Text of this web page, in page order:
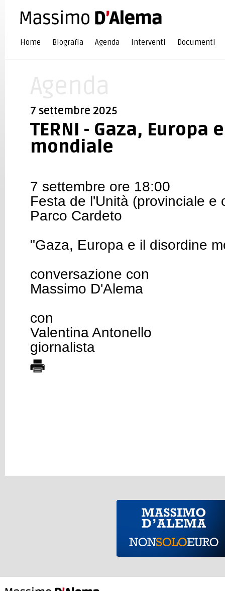
Home Biografia Agenda Interventi Documenti
7 settembre 2025
TERNI - Gaza, Europa
mondiale
7 settembre ore 18:00
Festa de l'Unità (provinciale e
Parco Cardeto
"Gaza, Europa e il disordine
conversazione con
Massimo D'Alema
con
Valentina Antonello
giornalista